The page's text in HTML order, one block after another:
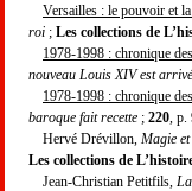
Versailles : le pouvoir et
roi ; Les collections de
1978-1998 : chronique
nouveau Louis XIV est
1978-1998 : chronique
baroque fait recette ; 220 ,
Hervé Drévillon, Magie
Les collections de
Jean-Christian Petitfils,